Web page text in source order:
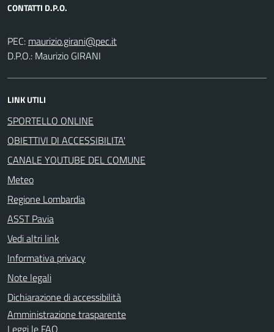
CONTATTI D.P.O.
PEC:
D.P.O.: Maurizio GIRANI
LINK UTILI
SPORTELLO ONLINE
OBIETTIVI DI ACCESSIBILITA'
CANALE YOUTUBE DEL COMUNE
Meteo
Regione Lombardia
ASST Pavia
Vedi altri link
Informativa privacy
Note legali
Dichiarazione di accessibilità
Amministrazione trasparente
Leggi le FAQ